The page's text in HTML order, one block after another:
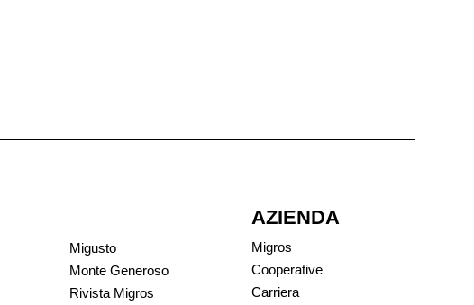
Migusto
Monte Generoso
Rivista Migros
AZIENDA
Migros
Cooperative
Carriera